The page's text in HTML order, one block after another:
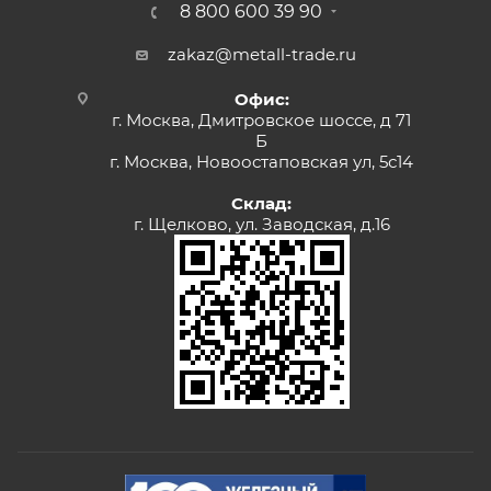
8 800 600 39 90
zakaz@metall-trade.ru
Офис:
г. Москва, Дмитровское шоссе, д 71
Б
г. Москва, Новоостаповская ул, 5с14
Склад:
г. Щелково, ул. Заводская, д.16